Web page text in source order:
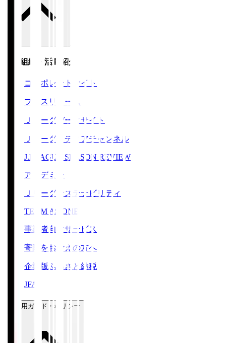
運営組織・活動紹介
コーポレートサイト
プレスリリース
Ｊリーグデータサイト
Ｊリーグメディアチャンネル
J.LEAGUE SEASON REVIEW
アカデミー
Ｊリーグサステナビリティ
TEAM AS ONE
事業者向けサービス
寄附をお考えの方へ
企業版ふるさと納税
JFA
ご利用ガイド・ポリシー